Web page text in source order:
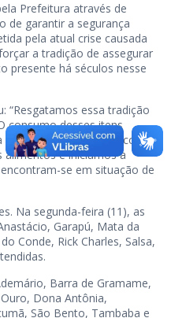
Prefeitura através de
de garantir a segurança
pela atual crise causada
a tradição de assegurar
presente há séculos nesse
“Resgatamos essa tradição
consumo desses itens
tradição. Então, com
e iniciamos a
se em situação de
Na segunda-feira (11), as
Garapú, Mata da
Conde, Rick Charles, Salsa,
Barra de Gramame,
Dona Antônia,
São Bento, Tambaba e